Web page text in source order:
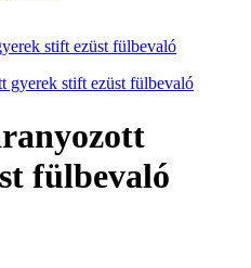
stift ezüst fülbevaló
fülbevaló